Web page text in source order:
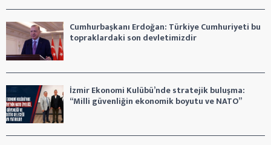
Cumhurbaşkanı Erdoğan: Türkiye Cumhuriyeti bu
topraklardaki son devletimizdir
İzmir Ekonomi Kulübü’nde stratejik buluşma:
“Milli güvenliğin ekonomik boyutu ve NATO”